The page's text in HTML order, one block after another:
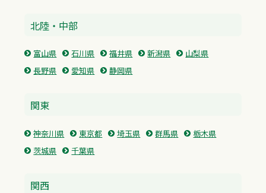
北陸・中部
富山県 石川県 福井県 新潟県
山梨県
長野県
愛知県 静岡県
関東
神奈川県 東京都 埼玉県 群馬県
栃木県
茨城県
千葉県
関西